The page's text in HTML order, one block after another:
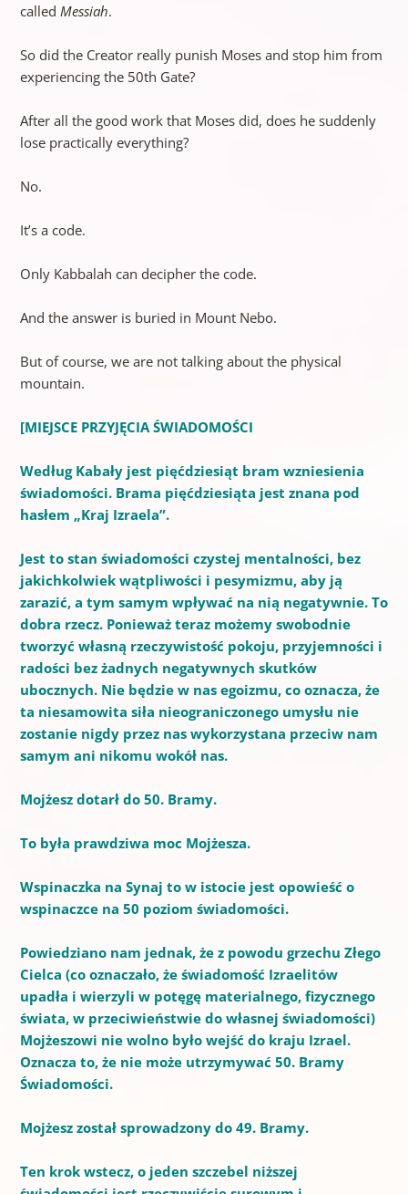
called Messiah.
So did the Creator really punish Moses and stop him from
experiencing the 50th Gate?
After all the good work that Moses did, does he suddenly
lose practically everything?
No.
It’s a code.
Only Kabbalah can decipher the code.
And the answer is buried in Mount Nebo.
But of course, we are not talking about the physical
mountain.
[MIEJSCE PRZYJĘCIA ŚWIADOMOŚCI
Według Kabały jest pięćdziesiąt bram wzniesienia
świadomości. Brama pięćdziesiąta jest znana pod
hasłem „Kraj Izraela”.
Jest to stan świadomości czystej mentalności, bez
jakichkolwiek wątpliwości i pesymizmu, aby ją
zarazić, a tym samym wpływać na nią negatywnie. To
dobra rzecz. Ponieważ teraz możemy swobodnie
tworzyć własną rzeczywistość pokoju, przyjemności i
radości bez żadnych negatywnych skutków
ubocznych. Nie będzie w nas egoizmu, co oznacza, że ​​
ta niesamowita siła nieograniczonego umysłu nie
zostanie nigdy przez nas wykorzystana przeciw nam
samym ani nikomu wokół nas.
Mojżesz dotarł do 50. Bramy.
To była prawdziwa moc Mojżesza.
Wspinaczka na Synaj to w istocie jest opowieść o
wspinaczce na 50 poziom świadomości.
Powiedziano nam jednak, że z powodu grzechu Złego
Cielca (co oznaczało, że świadomość Izraelitów
upadła i wierzyli w potęgę materialnego, fizycznego
świata, w przeciwieństwie do własnej świadomości)
Mojżeszowi nie wolno było wejść do kraju Izrael.
Oznacza to, że nie może utrzymywać 50. Bramy
Świadomości.
Mojżesz został sprowadzony do 49. Bramy.
Ten krok wstecz, o jeden szczebel niższej